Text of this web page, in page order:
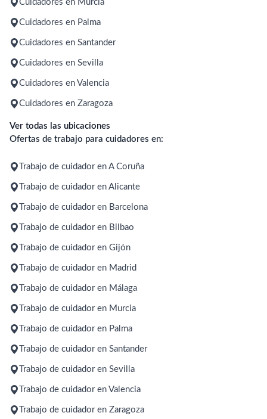
Cuidadores en Murcia
Cuidadores en Palma
Cuidadores en Santander
Cuidadores en Sevilla
Cuidadores en Valencia
Cuidadores en Zaragoza
Ver todas las ubicaciones
Ofertas de trabajo para cuidadores en:
Trabajo de cuidador en A Coruña
Trabajo de cuidador en Alicante
Trabajo de cuidador en Barcelona
Trabajo de cuidador en Bilbao
Trabajo de cuidador en Gijón
Trabajo de cuidador en Madrid
Trabajo de cuidador en Málaga
Trabajo de cuidador en Murcia
Trabajo de cuidador en Palma
Trabajo de cuidador en Santander
Trabajo de cuidador en Sevilla
Trabajo de cuidador en Valencia
Trabajo de cuidador en Zaragoza